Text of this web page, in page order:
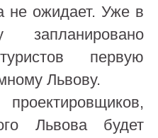
не ожидает. Уже в
первую
Львову.
Львова будет